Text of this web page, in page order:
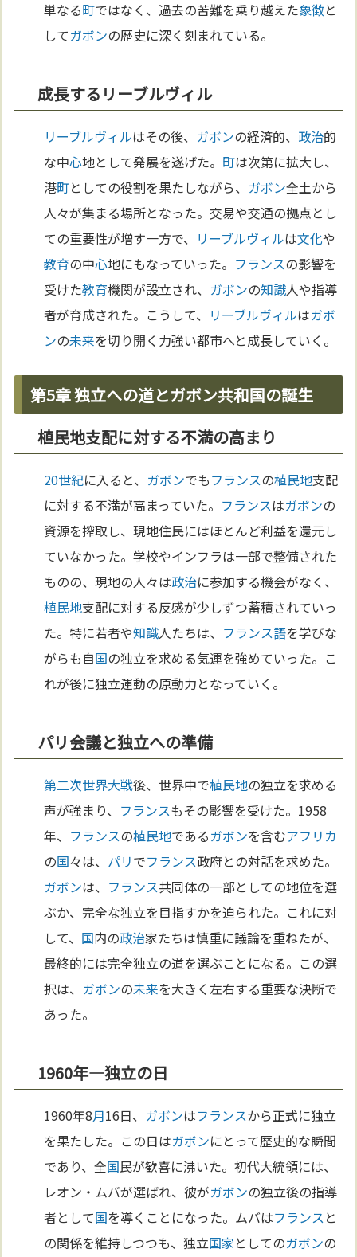
単なる町ではなく、過去の苦難を乗り越えた象徴と
してガボンの歴史に深く刻まれている。
成長するリーブルヴィル
リーブルヴィルはその後、 ガボンの経済的、 政治的
な中心地として発展を遂げた。 町は次第に拡大し、
港町としての役割を果たしながら、 ガボン全土から
人々が集まる場所となった。交易や交通の拠点とし
ての重要性が増す一方で、 リーブルヴィルは文化や
教育の中心地にもなっていった。 フランスの影響を
受けた教育機関が設立され、 ガボンの知識人や指導
者が育成された。こうして、 リーブルヴィルはガボ
ンの未来を切り開く力強い都市へと成長していく。
第5章 独立への道とガボン共和国の誕生
植民地支配に対する不満の高まり
20世紀に入ると、 ガボンでもフランスの植民地支配
に対する不満が高まっていた。 フランスはガボンの
資源を搾取し、現地住民にはほとんど利益を還元し
ていなかった。学校やインフラは一部で整備された
ものの、現地の人々は政治に参加する機会がなく、
植民地支配に対する反感が少しずつ蓄積されていっ
た。特に若者や知識人たちは、 フランス語を学びな
がらも自国の独立を求める気運を強めていった。こ
れが後に独立運動の原動力となっていく。
パリ会議と独立への準備
第二次世界大戦後、世界中で植民地の独立を求める
声が強まり、 フランスもその影響を受けた。1958
年、 フランスの植民地であるガボンを含むアフリカ
の国々は、 パリでフランス政府との対話を求めた。
ガボンは、 フランス共同体の一部としての地位を選
ぶか、完全な独立を目指すかを迫られた。これに対
して、 国内の政治家たちは慎重に議論を重ねたが、
最終的には完全独立の道を選ぶことになる。この選
択は、 ガボンの未来を大きく左右する重要な決断で
あった。
1960年—独立の日
1960年8月16日、 ガボンはフランスから正式に独立
を果たした。この日はガボンにとって歴史的な瞬間
であり、全国民が歓喜に沸いた。初代大統領には、
レオン・ムバが選ばれ、彼がガボンの独立後の指導
者として国を導くことになった。ムバはフランスと
の関係を維持しつつも、独立国家としてのガボンの